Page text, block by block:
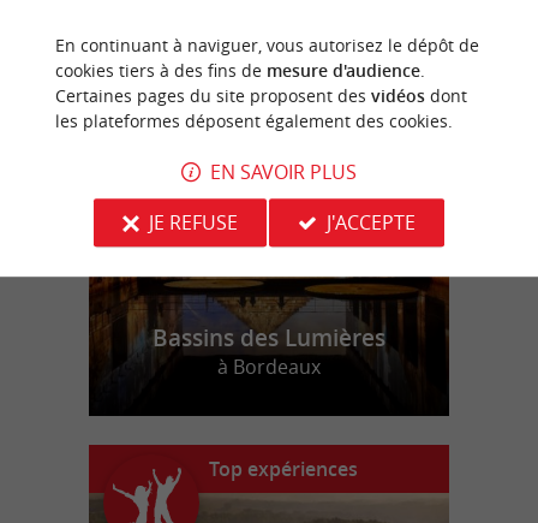
n
o
t
r
e
c
o
u
p
d
e
c
o
e
u
r
Bassins des Lumières
à Bordeaux
Top expériences
En continuant à naviguer, vous autorisez le dépôt de
cookies tiers à des fins de mesure d'audience.
Certaines pages du site proposent des vidéosdont
les plateformes déposent également des cookies.
EN SAVOIR PLUS
JE REFUSE
J'ACCEPTE